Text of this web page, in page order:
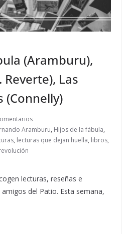
(Aramburu),
Reverte), Las
(Connelly)
Aramburu, Hijos de la fábula,
, lecturas que dejan huella, libros,
lecturas, reseñas e
del Patio. Esta semana,